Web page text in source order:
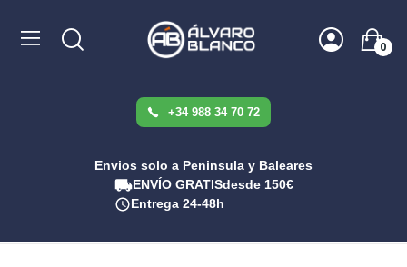
0
+34 988 34 70 72
Envios solo a Peninsula y Baleares
ENVÍO GRATISdesde 150€
Entrega 24-48h